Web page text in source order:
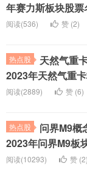
年赛力斯板块股票
阅读(536)
赞 (2)
热点股
天然气重
2023年天然气重
阅读(2889)
赞 (6)
热点股
问界M9概
2023年问界M9板
阅读(10293)
赞 (2)